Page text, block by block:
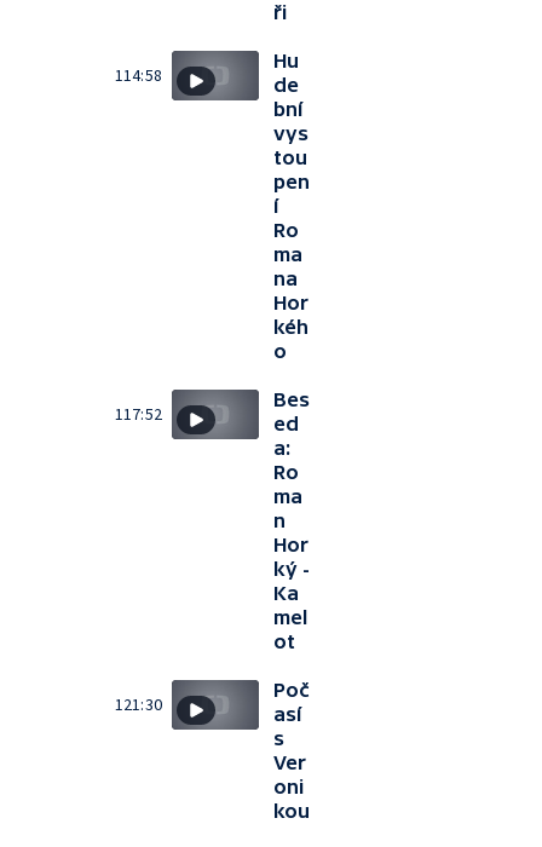
ři
114:58
Hu
de
bní
vys
tou
pen
í
Ro
ma
na
Hor
kéh
o
117:52
Bes
ed
a:
Ro
ma
n
Hor
ký -
Ka
mel
ot
121:30
Poč
así
s
Ver
oni
kou